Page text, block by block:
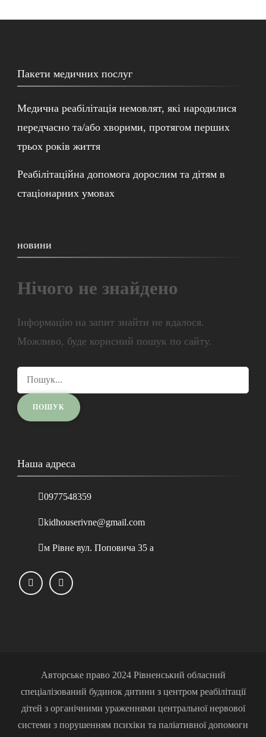
Пакети медичних послуг
Медична реабілітація немовлят, які народилися
передчасно та/або хворими, протягом перших
трьох років життя
Реабілітаційна допомога дорослим та дітям в
стаціонарних умовах
новини
Нічого не знайдено
Інформацію на запит знайти не вдалося.
Можливо, буде корисний пошук по сайту.
Наша адреса
0977548359
kidhouserivne@gmail.com
м Рівне вул. Поповича 35 а
Авторське право 2024 Рівненський обласний
спеціалізований будинок дитини з центром реабілітації
дітей з органічними ураженнями центральної нервової
системи з порушенням психіки та паліативної допомоги